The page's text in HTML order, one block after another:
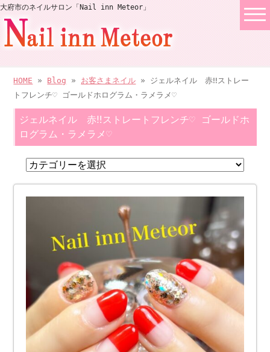
大府市のネイルサロン「Nail inn Meteor」
HOME » Blog » お客さまネイル » ジェルネイル 赤‼︎ストレー
トフレンチ♡ ゴールドホログラム・ラメラメ♡
ジェルネイル 赤‼︎ストレートフレンチ♡ ゴールドホ
ログラム・ラメラメ♡